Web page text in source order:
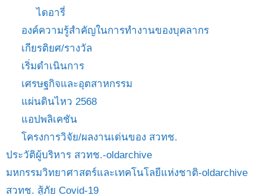
ไดอารี่
องค์ความรู้สำคัญในการทำงานของบุคลากร
เกียรติยศ/รางวัล
เริ่มดำเนินการ
เศรษฐกิจและอุตสาหกรรม
แผ่นดินไหว 2568
แอปพลิเคชัน
โครงการวิจัย/ผลงานเด่นของ สวทช.
ประวัติผู้บริหาร สวทช.-oldarchive
มหกรรมวิทยาศาสตร์และเทคโนโลยีแห่งชาติ-oldarchive
สวทช. สู้ภัย Covid-19